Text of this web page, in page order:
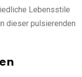
Lebensstile
dieser pulsierenden